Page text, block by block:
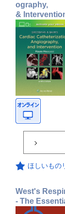
ography,
&
ほしいもの
West's
- The